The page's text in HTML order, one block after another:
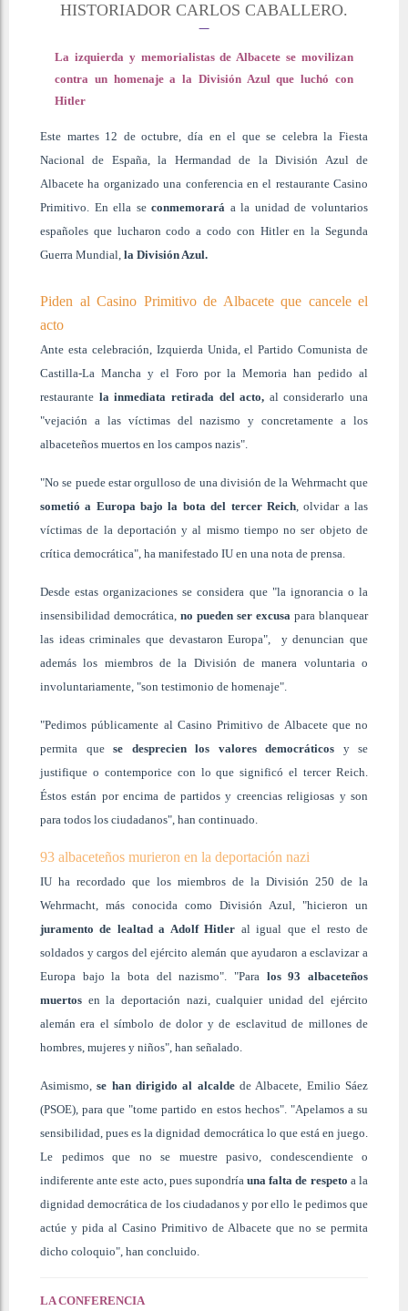
HISTORIADOR CARLOS CABALLERO.
La izquierda y memorialistas de Albacete se movilizan
contra un homenaje a la División Azul que luchó con
Hitler
Este martes 12 de octubre, día en el que se celebra la Fiesta
Nacional de España, la Hermandad de la División Azul de
Albacete ha organizado una conferencia en el restaurante Casino
Primitivo. En ella seconmemorará a la unidad de voluntarios
españoles que lucharon codo a codo con Hitler en la Segunda
Guerra Mundial, la División Azul.
Piden al Casino Primitivo de Albacete que cancele el
acto
Ante esta celebración, Izquierda Unida, el Partido Comunista de
Castilla-La Mancha y el Foro por la Memoria han pedido al
restaurante la inmediata retirada del acto, al considerarlo una
"vejación a las víctimas del nazismo y concretamente a los
albaceteños muertos en los campos nazis".
"No se puede estar orgulloso de una división de la Wehrmacht que
sometió a Europa bajo la bota del tercer Reich, olvidar a las
víctimas de la deportación y al mismo tiempo no ser objeto de
crítica democrática", ha manifestado IU en una nota de prensa.
Desde estas organizaciones se considera que "la ignorancia o la
insensibilidad democrática, no pueden ser excusa para blanquear
las ideas criminales que devastaron Europa", y denuncian que
además los miembros de la División de manera voluntaria o
involuntariamente, "son testimonio de homenaje".
"Pedimos públicamente al Casino Primitivo de Albacete que no
permita quese desprecien los valores democráticos y se
justifique o contemporice con lo que significó el tercer Reich.
Éstos están por encima de partidos y creencias religiosas y son
para todos los ciudadanos", han continuado.
93 albaceteños murieron en la deportación nazi
IU ha recordado que los miembros de la División 250 de la
Wehrmacht, más conocida como División Azul, "hicieron un
juramento de lealtad a Adolf Hitler al igual que el resto de
soldados y cargos del ejército alemán que ayudaron a esclavizar a
Europa bajo la bota del nazismo". "Para los 93 albaceteños
muertos en la deportación nazi, cualquier unidad del ejército
alemán era el símbolo de dolor y de esclavitud de millones de
hombres, mujeres y niños", han señalado.
Asimismo, se han dirigido al alcaldede Albacete, Emilio Sáez
(PSOE), para que "tome partido en estos hechos". "Apelamos a su
sensibilidad, pues es la dignidad democrática lo que está en juego.
Le pedimos que no se muestre pasivo, condescendiente o
indiferente ante este acto, pues supondríauna falta de respeto a la
dignidad democrática de los ciudadanos y por ello le pedimos que
actúe y pida al Casino Primitivo de Albacete que no se permita
dicho coloquio", han concluido.
LA CONFERENCIA